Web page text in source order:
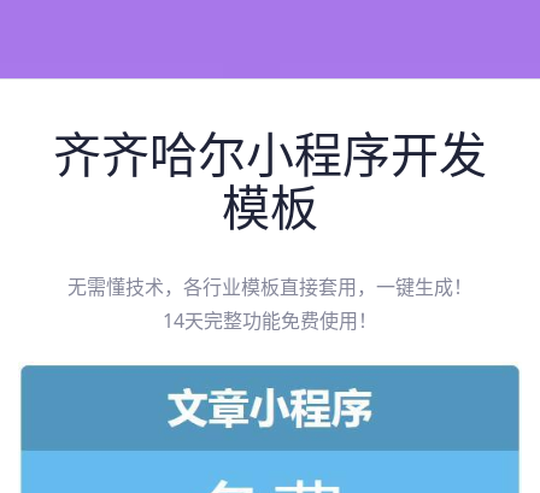
齐齐哈尔小程序开发
模板
无需懂技术，各行业模板直接套用，一键生成！
14天完整功能免费使用！